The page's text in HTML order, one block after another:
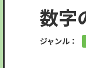
数字
ジャンル：